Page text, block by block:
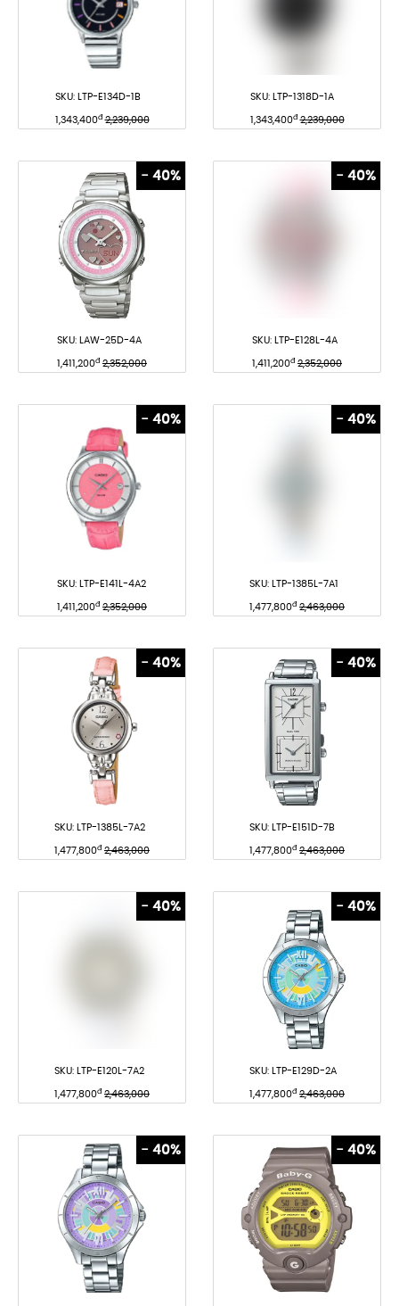
SKU:LTP-E134D-1B
1,343,400đ 2,239,000
SKU:LTP-1318D-1A
1,343,400đ 2,239,000
- 40%
SKU:LAW-25D-4A
1,411,200đ 2,352,000
- 40%
SKU:LTP-E128L-4A
1,411,200đ 2,352,000
- 40%
SKU:LTP-E141L-4A2
1,411,200đ 2,352,000
- 40%
SKU:LTP-1385L-7A1
1,477,800đ 2,463,000
- 40%
SKU:LTP-1385L-7A2
1,477,800đ 2,463,000
- 40%
SKU:LTP-E151D-7B
1,477,800đ 2,463,000
- 40%
SKU:LTP-E120L-7A2
1,477,800đ 2,463,000
- 40%
SKU:LTP-E129D-2A
1,477,800đ 2,463,000
- 40% - 40%